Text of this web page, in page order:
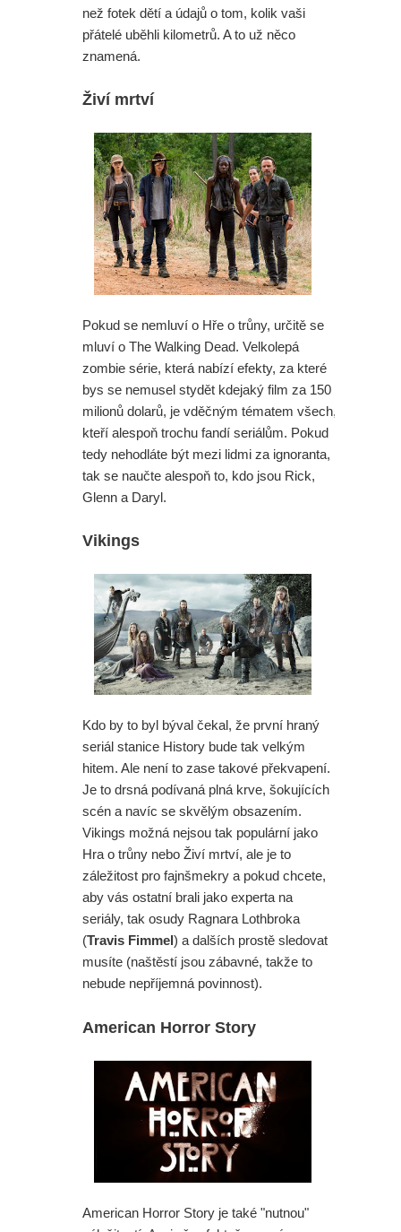
než fotek dětí a údajů o tom, kolik vaši
přátelé uběhli kilometrů. A to už něco
znamená.
Živí mrtví
Pokud se nemluví o Hře o trůny, určitě se
mluví o The Walking Dead. Velkolepá
zombie série, která nabízí efekty, za které
bys se nemusel stydět kdejaký film za 150
milionů dolarů, je vděčným tématem všech,
kteří alespoň trochu fandí seriálům. Pokud
tedy nehodláte být mezi lidmi za ignoranta,
tak se naučte alespoň to, kdo jsou Rick,
Glenn a Daryl.
Vikings
Kdo by to byl býval čekal, že první hraný
seriál stanice History bude tak velkým
hitem. Ale není to zase takové překvapení.
Je to drsná podívaná plná krve, šokujících
scén a navíc se skvělým obsazením.
Vikings možná nejsou tak populární jako
Hra o trůny nebo Živí mrtví, ale je to
záležitost pro fajnšmekry a pokud chcete,
aby vás ostatní brali jako experta na
seriály, tak osudy Ragnara Lothbroka
(Travis Fimmel) a dalších prostě sledovat
musíte (naštěstí jsou zábavné, takže to
nebude nepříjemná povinnost).
American Horror Story
American Horror Story je také "nutnou"